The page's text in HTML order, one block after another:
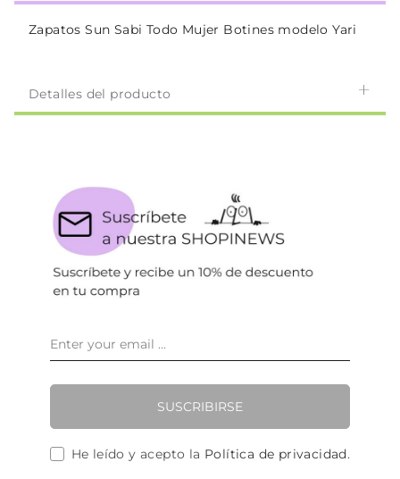
Zapatos Sun Sabi Todo Mujer Botines modelo Yari
Detalles del producto
SUSCRIBIRSE
He leído y acepto la Política de privacidad.